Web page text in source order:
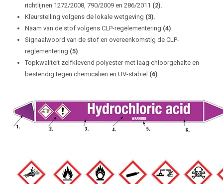
richtlijnen 1272/2008, 790/2009 en 286/2011 (2).
Kleurstelling volgens de lokale wetgeving (3).
Naam van de stof volgens CLP-regelementering (4).
Signaalwoord van de stof en overeenkomstig de CLP-
reglementering (5).
Topkwaliteit zelfklevend polyester met laag chloorgehalte en
bestendig tegen chemicalïen en UV-stabiel (6).